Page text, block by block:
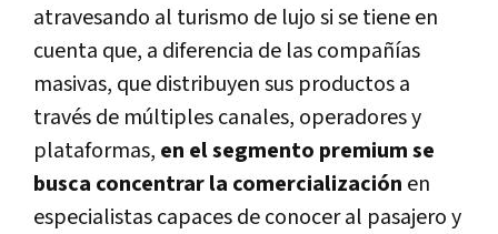
atravesando al turismo de lujo si se tiene en
cuenta que, a diferencia de las compañías
masivas, que distribuyen sus productos a
través de múltiples canales, operadores y
plataformas, en el segmento premium se
busca concentrar la comercialización en
especialistas capaces de conocer al pasajero y